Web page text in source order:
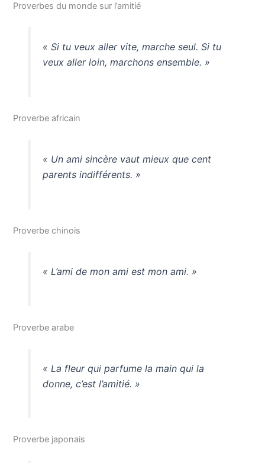
Proverbes du monde sur l’amitié
« Si tu veux aller vite, marche seul. Si tu
veux aller loin, marchons ensemble. »
Proverbe africain
« Un ami sincère vaut mieux que cent
parents indifférents. »
Proverbe chinois
« L’ami de mon ami est mon ami. »
Proverbe arabe
« La fleur qui parfume la main qui la
donne, c’est l’amitié. »
Proverbe japonais